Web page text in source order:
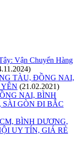
Vận Chuyển Hàng
TÀU, ĐỒNG NAI,
(21.02.2021)
NAI, BÌNH
SÀI GÒN ĐI BẮC
BÌNH DƯƠNG,
UY TÍN, GIÁ RẺ